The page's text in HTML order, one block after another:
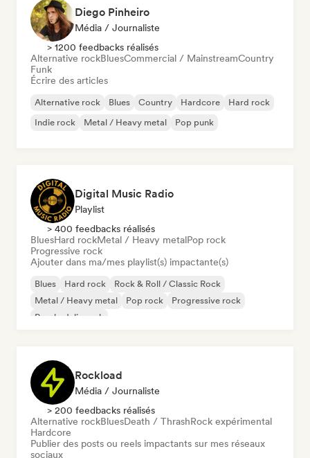
Diego Pinheiro
Média / Journaliste
> 1200 feedbacks réalisés
Alternative rockBluesCommercial / MainstreamCountry
Funk
Écrire des articles
Alternative rock Blues Country Hardcore
Hard rock
Indie rock
Metal / Heavy metal Pop punk
Digital Music Radio
Playlist
> 400 feedbacks réalisés
BluesHard rockMetal / Heavy metalPop rock
Progressive rock
Ajouter dans ma/mes playlist(s) impactante(s)
Blues Hard rock
Rock & Roll / Classic Rock
Metal / Heavy metal
Pop rock
Progressive rock
Psychedelic rock
Rockload
Média / Journaliste
> 200 feedbacks réalisés
Alternative rockBluesDeath / ThrashRock expérimental
Hardcore
Publier des posts ou reels impactants sur mes réseaux
sociaux